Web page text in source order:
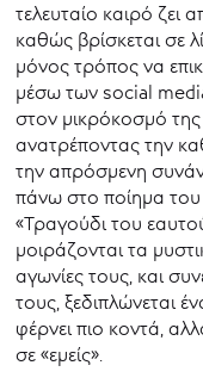
τελευταίο καιρό
καθώς βρίσκεται σε
μόνος τρόπος να
μέσω των social
στον μικρόκοσμό
ανατρέποντας την
την απρόσμενη
πάνω στο ποίημα του
«Τραγούδι του
μοιράζονται τα
αγωνίες τους, και
τους, ξεδιπλώνεται
φέρνει πιο κοντά,
σε «εμείς».